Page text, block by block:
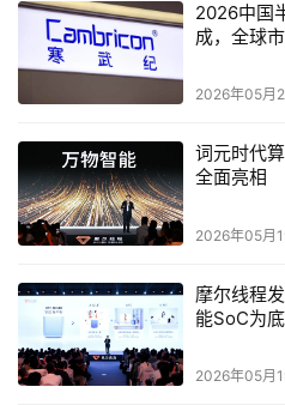
以，应准备好进行实时修复
备。
Movero或Mformation公司等"
派上用场：如果你公司需要部
外地总是能为你节省资金。
-文/Richard Martin
虚拟化：潜在的威胁之源
如果企业一味扩大服务器虚拟
的本质区别熟视无睹的话，那
2026中国
成，全球
2026年05月
词元时代
全面亮相
2026年05月
摩尔线程
能SoC为
2026年05月